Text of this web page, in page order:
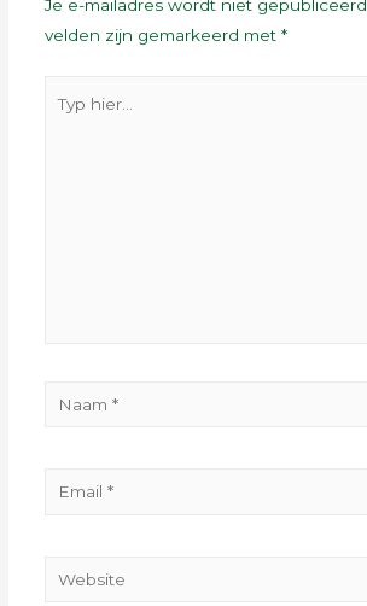
Je e-mailadres wordt niet gepubliceerd.
velden zijn gemarkeerd met *